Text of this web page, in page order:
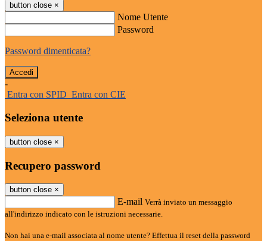
button close ×
Nome Utente
Password
Password dimenticata?
-
Entra con SPID Entra con CIE
Seleziona utente
button close ×
Recupero password
button close ×
E-mail Verrà inviato un messaggio
all'indirizzo indicato con le istruzioni necessarie.
Non hai una e-mail associata al nome utente? Effettua il reset della password